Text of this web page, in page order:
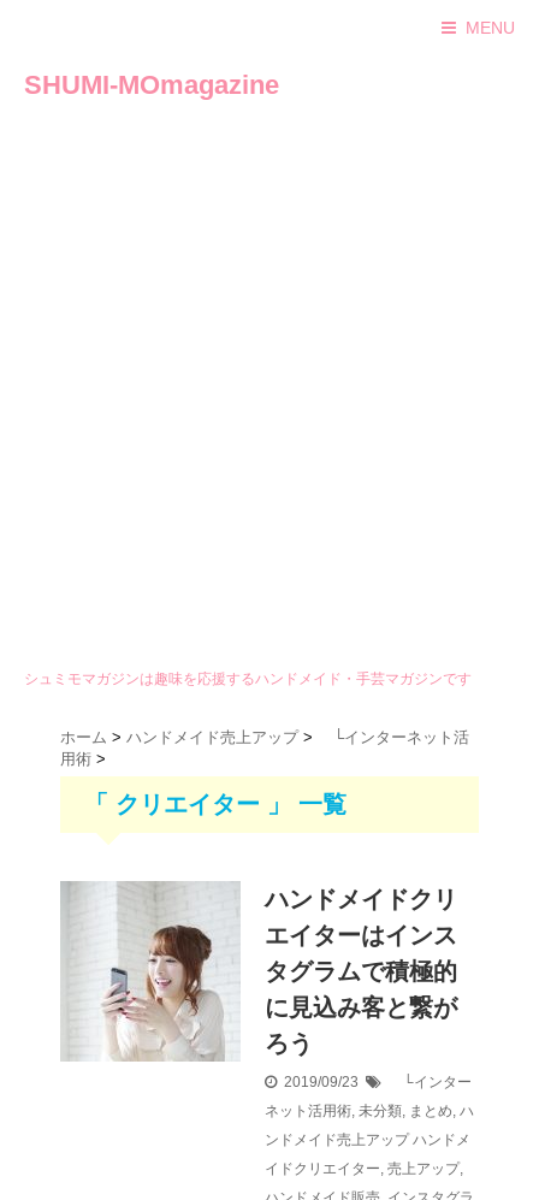
MENU
SHUMI-MOmagazine
シュミモマガジンは趣味を応援するハンドメイド・手芸マガジンです
ホーム > ハンドメイド売上アップ >
└インターネット活
用術 >
「 クリエイター 」 一覧
ハンドメイドクリ
エイターはインス
タグラムで積極的
に見込み客と繋が
ろう
2019/09/23
└インター
ネット活用術, 未分類, まとめ, ハ
ンドメイド売上アップ ハンドメ
イドクリエイター, 売上アップ,